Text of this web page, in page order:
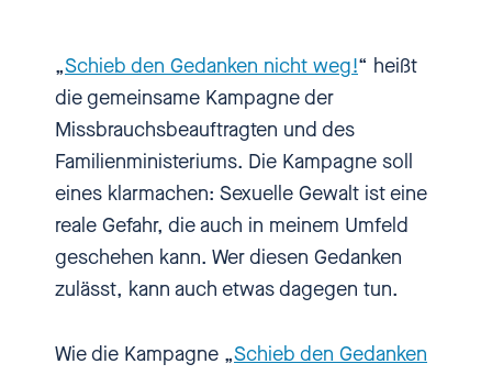
Kerstin Claus [00:01:01] Hallo!
Lisa Paus[00:01:02] Hallo auch
von mir!
Nadia Kalouli[00:01:04] Habe ich
das so richtig zusammengefasst?
hochmotiviert?
„Schieb den Gedanken nicht weg!“ heißt
die gemeinsame Kampagne der
Missbrauchsbeauftragten und des
Familienministeriums. Die Kampagne soll
eines klarmachen: Sexuelle Gewalt ist eine
reale Gefahr, die auch in meinem Umfeld
geschehen kann. Wer diesen Gedanken
zulässt, kann auch etwas dagegen tun.
Wie die Kampagne „Schieb den Gedanken